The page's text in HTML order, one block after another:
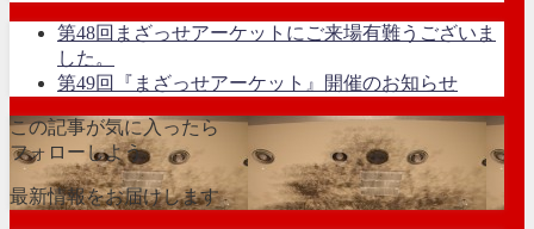
第48回まざっせアーケットにご来場有難うございま
した。
第49回『まざっせアーケット』開催のお知らせ
この記事が気に入ったら
フォローしよう
最新情報をお届けします